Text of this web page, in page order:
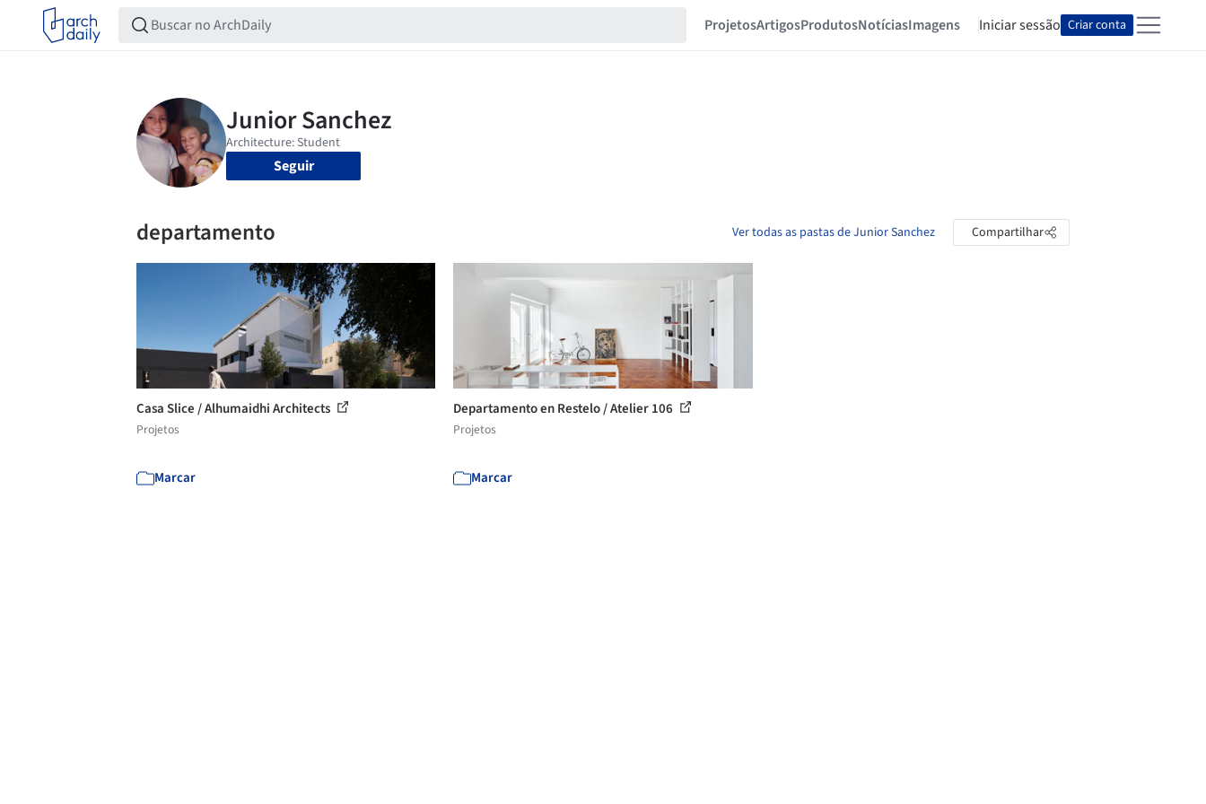
ProjetosArtigosProdutosNotíciasImagens Iniciar sessão Criar conta
Seguir
departamento Ver todas as pastas de Junior Sanchez Compartilhar
Casa Slice / Alhumaidhi Architects
Projetos
Marcar
Departamento en Restelo / Atelier 106
Projetos
Marcar